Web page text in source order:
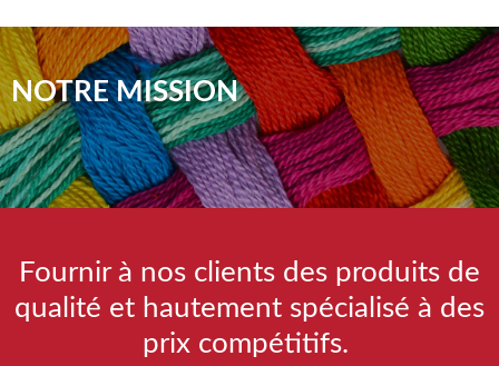
NOTRE MISSION
Fournir à nos clients des produits de
qualité et hautement spécialisé à des
prix compétitifs.